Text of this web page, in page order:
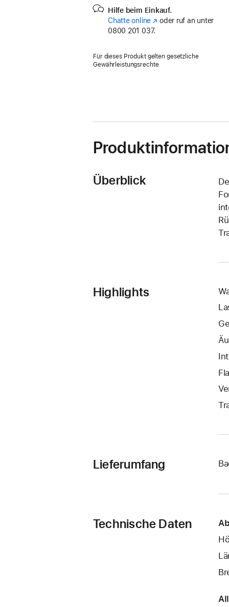
Hilfe beim Einkauf.
Chatte online (Öffnet
ein
oder ruf an unter
0800 201 037.
Für dieses Produkt gelten gesetzliche
Gewährleistungsrechte
Überblick
Highlights
Lieferumfang
Technische Daten